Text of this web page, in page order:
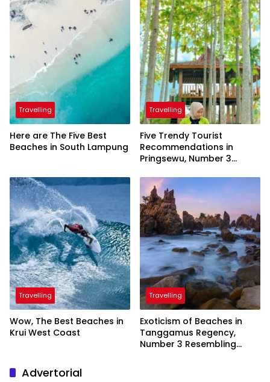
Travelling
Here are The Five Best
Beaches in South Lampung
Travelling
Five Trendy Tourist
Recommendations in
Pringsewu, Number 3
President
Travelling
Wow, The Best Beaches in
Krui West Coast
Travelling
Exoticism of Beaches in
Tanggamus Regency,
Number 3 Resembling
Advertorial